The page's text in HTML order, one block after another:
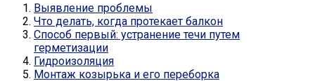
Выявление проблемы
Что делать, когда протекает балкон
Способ первый: устранение течи путем
герметизации
Гидроизоляция
Монтаж козырька и его переборка